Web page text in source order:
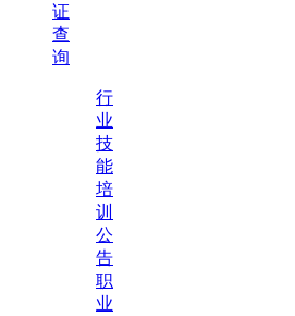
证
查
询
行
业
技
能
培
训
公
告
职
业